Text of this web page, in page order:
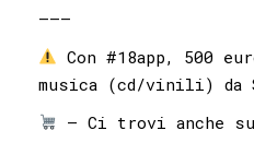
———
Con #18app, 500
musica (cd/vinili) da
– Ci trovi anche su